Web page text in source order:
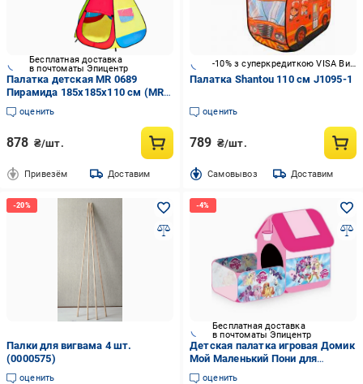
Бесплатная доставка
в почтоматы Эпицентр
Палатка детская MR 0689
Пирамида 185х185х110 см (MR
0689)
оценить
878 ₴/шт.
Привезём Доставим
-10% з суперкредиткою VISA Вигода
Палатка Shantou 110 см J1095-1
оценить
789 ₴/шт.
Cамовывоз Доставим
Палки для вигвама 4 шт.
(0000575)
оценить
Бесплатная доставка
в почтоматы Эпицентр
Детская палатка игровая Домик
Мой Маленький Пони для
девочки (28443846)
оценить